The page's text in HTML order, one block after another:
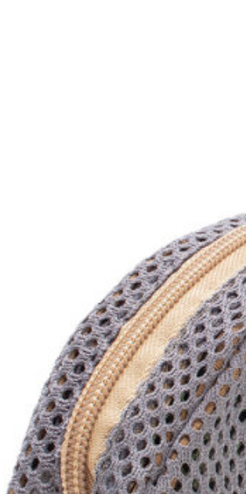
Entrar/Cadastrar
Meus Pedidos
Entrega
Pagamento Seguro
Trocas e devoluções